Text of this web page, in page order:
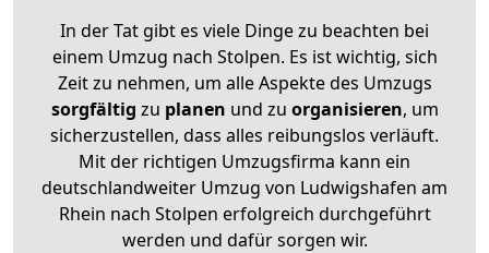
In der Tat gibt es viele Dinge zu beachten bei
einem Umzug nach Stolpen. Es ist wichtig, sich
Zeit zu nehmen, um alle Aspekte des Umzugs
sorgfältig zu planen und zu organisieren, um
sicherzustellen, dass alles reibungslos verläuft.
Mit der richtigen Umzugsfirma kann ein
deutschlandweiter Umzug von Ludwigshafen am
Rhein nach Stolpen erfolgreich durchgeführt
werden und dafür sorgen wir.